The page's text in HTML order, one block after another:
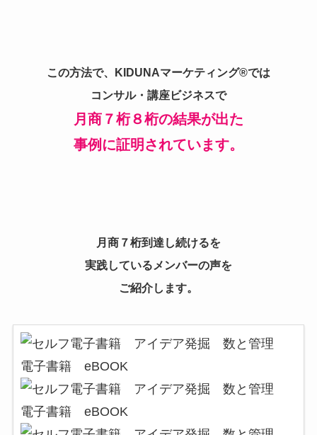
この方法で、KIDUNAマーケティング®では
コンサル・講座ビジネスで
月商７桁８桁の結果が出た
事例に証明されています。
月商７桁到達し続けるを
実践しているメンバーの声を
ご紹介します。